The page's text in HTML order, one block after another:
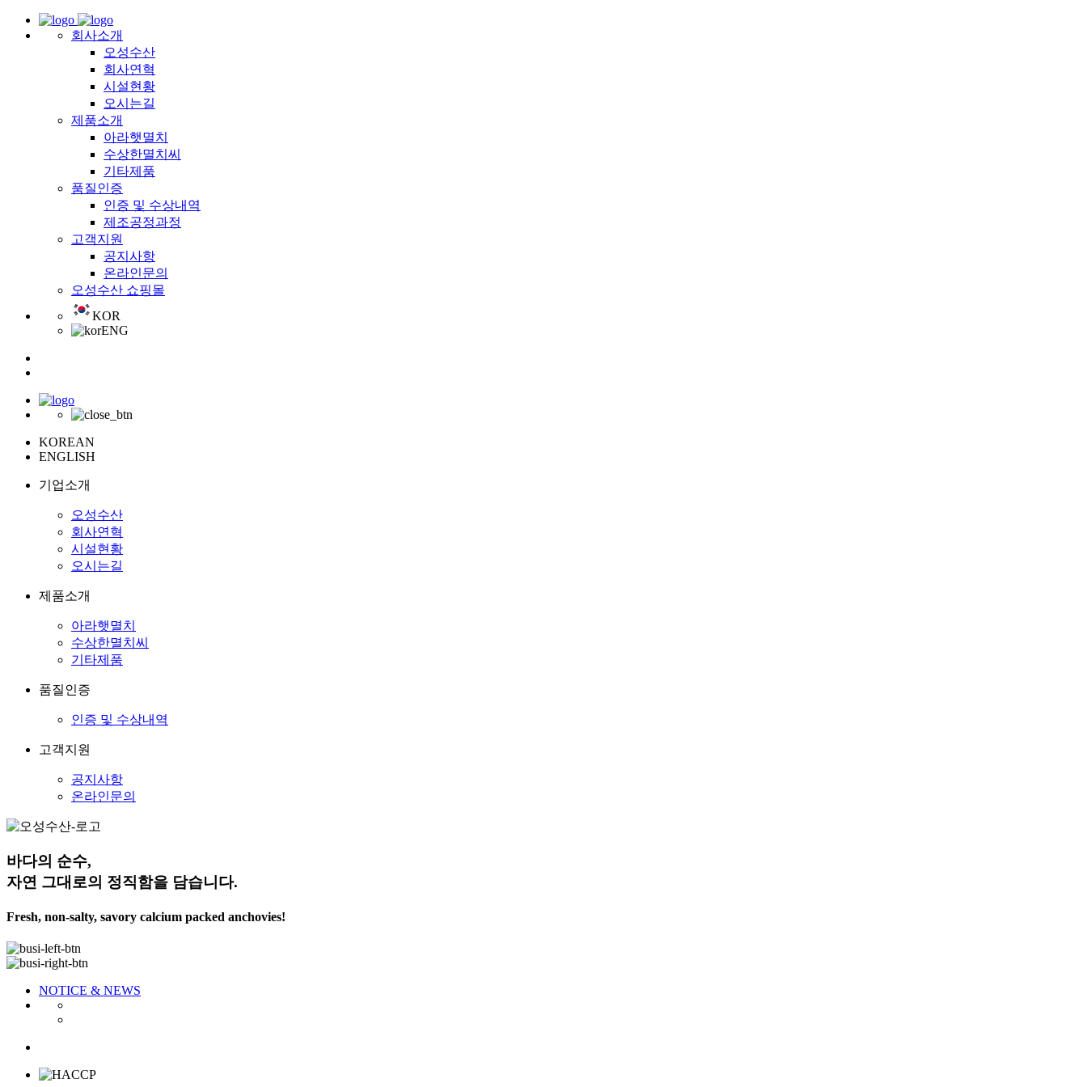
회사소개
오성수산
회사연혁
시설현황
오시는길
제품소개
아라햇멸치
수상한멸치씨
기타제품
품질인증
인증 및 수상내역
제조공정과정
고객지원
공지사항
온라인문의
오성수산 쇼핑몰
KOR
ENG
KOREAN
ENGLISH
기업소개
오성수산
회사연혁
시설현황
오시는길
제품소개
아라햇멸치
수상한멸치씨
기타제품
품질인증
인증 및 수상내역
고객지원
공지사항
온라인문의
바다의 순수,
자연 그대로의 정직함을 담습니다.
Fresh, non-salty, savory calcium packed anchovies!
NOTICE & NEWS